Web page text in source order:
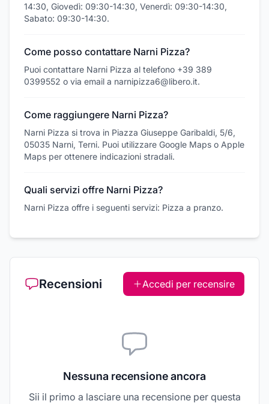
14:30, Giovedì: 09:30-14:30, Venerdì: 09:30-14:30,
Sabato: 09:30-14:30.
Come posso contattare Narni Pizza?
Puoi contattare Narni Pizza al telefono +39 389
0399552 o via email a narnipizza6@libero.it.
Come raggiungere Narni Pizza?
Narni Pizza si trova in Piazza Giuseppe Garibaldi, 5/6,
05035 Narni, Terni. Puoi utilizzare Google Maps o Apple
Maps per ottenere indicazioni stradali.
Quali servizi offre Narni Pizza?
Narni Pizza offre i seguenti servizi: Pizza a pranzo.
Recensioni Accedi per recensire
Nessuna recensione ancora
Sii il primo a lasciare una recensione per questa